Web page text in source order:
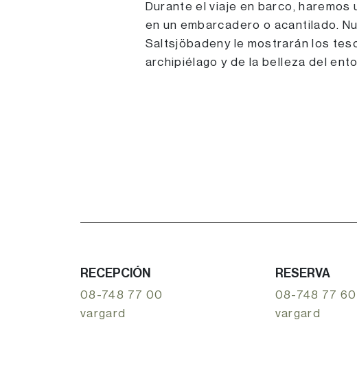
Durante el viaje en barco,
en un embarcadero o acantilado.
Saltsjöbadeny le mostrarán los
archipiélago y de la belleza del
RECEPCIÓN
08-748 77 00
vargard
RESERVA
08-748 77 60
vargard